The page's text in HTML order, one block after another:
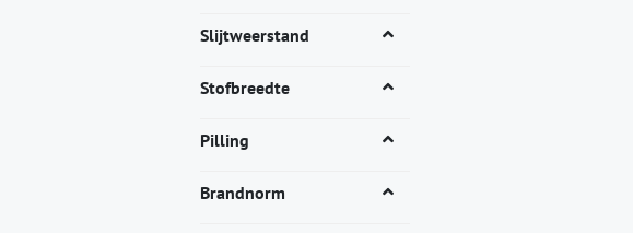
Slijtweerstand
Stofbreedte
Pilling
Brandnorm